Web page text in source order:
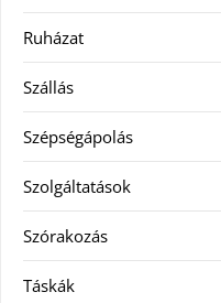
Ruházat
Szállás
Szépségápolás
Szolgáltatások
Szórakozás
Táskák